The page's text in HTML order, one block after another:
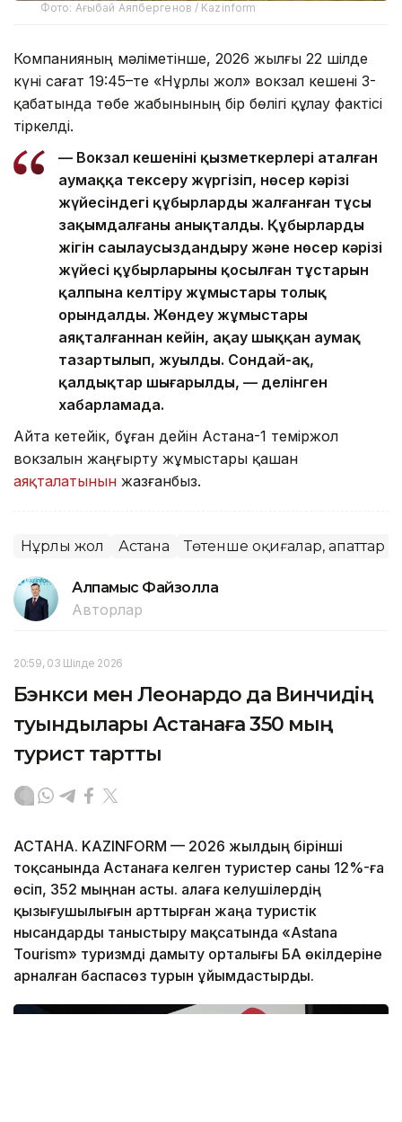
Фото: Ағыбай Аяпбергенов / Kazinform
Компанияның мәліметінше, 2026 жылғы 22 шілде
күні сағат 19:45–те «Нұрлы жол» вокзал кешені 3-
қабатында төбе жабынының бір бөлігі құлау фактісі
тіркелді.
— Вокзал кешенінің қызметкерлері аталған
аумаққа тексеру жүргізіп, нөсер кәрізі
жүйесіндегі құбырлардың жалғанған тұсы
зақымдалғаны анықталды. Құбырлардың
жігін саңылаусыздандыру және нөсер кәрізі
жүйесі құбырларының қосылған тұстарын
қалпына келтіру жұмыстары толық
орындалды. Жөндеу жұмыстары
аяқталғаннан кейін, ақау шыққан аумақ
тазартылып, жуылды. Сондай-ақ,
қалдықтар шығарылды, — делінген
хабарламада.
Айта кетейік, бұған дейін Астана-1 теміржол
вокзалын жаңғырту жұмыстары қашан
аяқталатынын жазғанбыз.
Нұрлы жол Астана Төтенше оқиғалар, апаттар
Алпамыс Файзолла
Авторлар
20:59, 03 Шілде 2026
Бэнкси мен Леонардо да Винчидің
туындылары Астанаға 350 мың
турист тартты
АСТАНА. KAZINFORM — 2026 жылдың бірінші
тоқсанында Астанаға келген туристер саны 12%-ға
өсіп, 352 мыңнан асты. Қалаға келушілердің
қызығушылығын арттырған жаңа туристік
нысандарды таныстыру мақсатында «Astana
Tourism» туризмді дамыту орталығы БАҚ өкілдеріне
арналған баспасөз турын ұйымдастырды.